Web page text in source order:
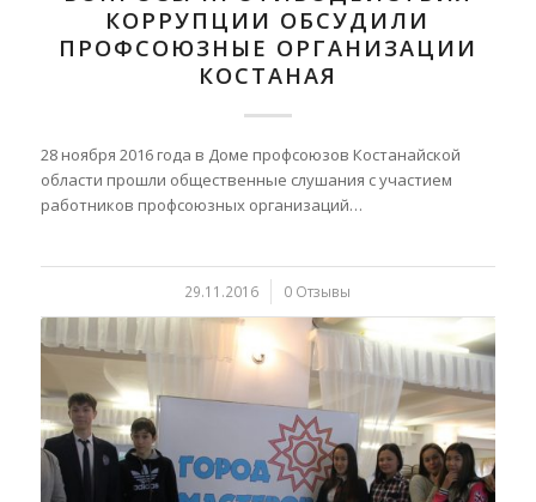
КОРРУПЦИИ ОБСУДИЛИ
ПРОФСОЮЗНЫЕ ОРГАНИЗАЦИИ
КОСТАНАЯ
28 ноября 2016 года в Доме профсоюзов Костанайской
области прошли общественные слушания с участием
работников профсоюзных организаций…
29.11.2016
/ 0 Отзывы